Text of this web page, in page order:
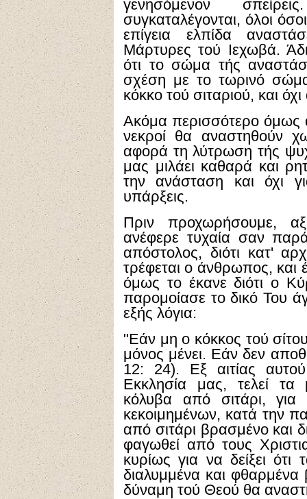
γενησόμενον
συγκαταλέγονται, όλοι
επίγεια ελπίδα
Μάρτυρες τού Ιεχωβά.
ότι το σώμα τής
σχέση με το τωρινό
κόκκο τού σιταριού, και
Ακόμα περισσότερο όμως
νεκροί θα αναστηθούν
αφορά τη λύτρωση τής
μας μιλάει καθαρά και
την ανάσταση και όχι
υπάρξεις.
Πριν προχωρήσουμε,
ανέφερε τυχαία σαν
απόστολος, διότι κατ'
τρέφεται ο άνθρωπος, και
όμως το έκανε διότι ο
παρομοίασε το δικό Του
εξής λόγια:
"Εάν μη ο κόκκος τού
μόνος μένει. Εάν δεν
12: 24). Εξ αιτίας
Εκκλησία μας, τελεί
κόλυβα από σιτάρι,
κεκοιμημένων, κατά την
από σιτάρι βρασμένο και
φαγωθεί από τους
κυρίως για να δείξει
διαλυμμένα και φθαρμένα
δύναμη τού Θεού θα